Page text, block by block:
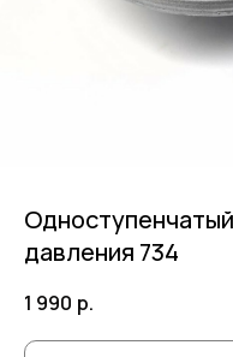
давления 734
1 990 р.